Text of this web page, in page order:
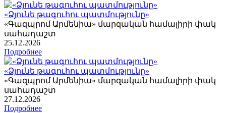
«Ձյունե թագուհու պատմությունը»
«Գազպրոմ Արմենիա» մարզական համալիրի փակ
սահադաշտ
25.12.2026
Подробнее
«Ձյունե թագուհու պատմությունը»
«Գազպրոմ Արմենիա» մարզական համալիրի փակ
սահադաշտ
27.12.2026
Подробнее